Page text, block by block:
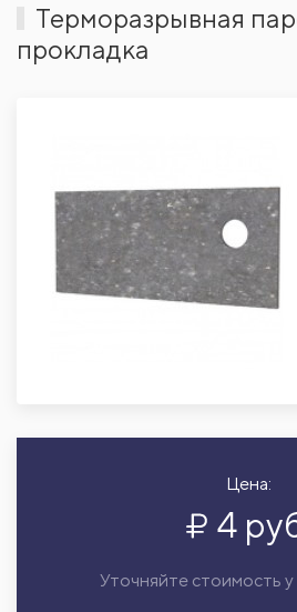
Терморазрывная
прокладка
Цена:
4
Уточняйте стоимость